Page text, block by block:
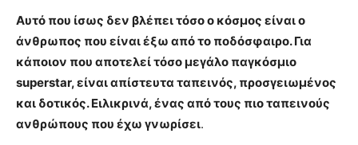
Αυτό που ίσως δεν βλέπει τόσο ο κόσμος είναι ο
άνθρωπος που είναι έξω από το ποδόσφαιρο. Για
κάποιον που αποτελεί τόσο μεγάλο παγκόσμιο
superstar, είναι απίστευτα ταπεινός, προσγειωμένος
και δοτικός. Ειλικρινά, ένας από τους πιο ταπεινούς
ανθρώπους που έχω γνωρίσει.